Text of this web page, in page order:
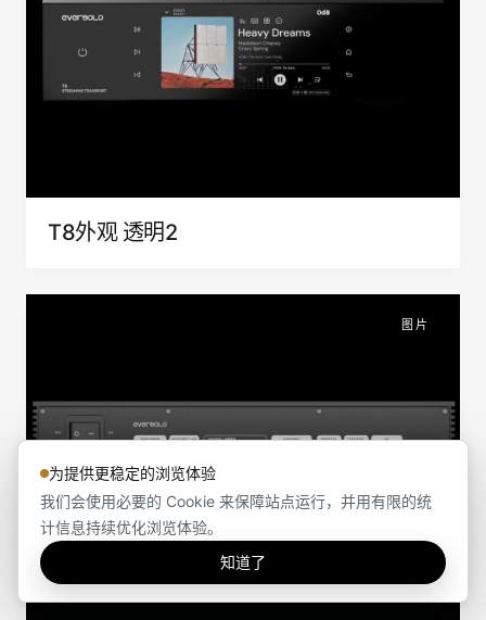
T8外观 透明2
图片
为提供更稳定的浏览体验
我们会使用必要的 Cookie 来保障站点运行，并用有限的统
计信息持续优化浏览体验。
知道了